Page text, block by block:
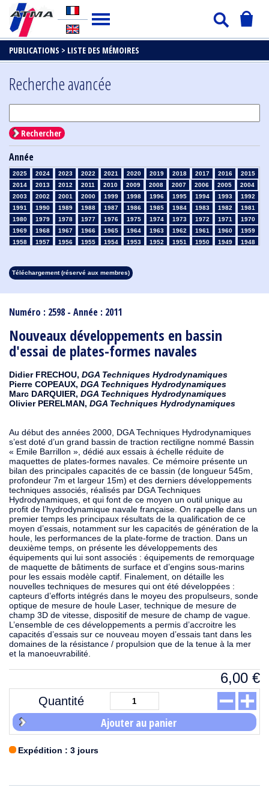
PUBLICATIONS > LISTE DES MÉMOIRES
Numéro : 2598 - Année : 2011
Nouveaux développements en bassin
d'essai de plates-formes navales
Didier FRECHOU, DGA Techniques Hydrodynamiques
Pierre COPEAUX, DGA Techniques Hydrodynamiques
Marc DARQUIER, DGA Techniques Hydrodynamiques
Olivier PERELMAN, DGA Techniques Hydrodynamiques
Au début des années 2000, DGA Techniques Hydrodynamiques
s’est doté d’un grand bassin de traction rectiligne nommé Bassin
« Emile Barrillon », dédié aux essais à échelle réduite de
maquettes de plates-formes navales. Ce mémoire présente un
bilan des principales capacités de ce bassin (de longueur 545m,
profondeur 7m et largeur 15m) et des derniers développements
techniques associés, réalisés par DGA Techniques
Hydrodynamiques, et qui font de ce moyen un outil unique au
profit de l’hydrodynamique navale française. On rappelle dans un
premier temps les principaux résultats de la qualification de ce
moyen d’essais, notamment sur les capacités de génération de la
houle, les performances de la plate-forme de traction. Dans un
deuxième temps, on présente les développements des
équipements qui lui sont associés : équipements de remorquage
de maquette de bâtiments de surface et d’engins sous-marins
pour les essais modèle captif. Finalement, on détaille les
nouvelles techniques de mesures qui ont été développées :
capteurs d’efforts intégrés dans le moyeu des propulseurs, sonde
optique de mesure de houle Laser, technique de mesure de
champ 3D de vitesse, dispositif de mesure de champ de vague.
L’ensemble de ces développements a permis d’accroitre les
capacités d’essais sur ce nouveau moyen d’essais tant dans les
domaines de la résistance / propulsion que de la tenue à la mer
et la manoeuvrabilité.
6,00 €
Quantité
Ajouter au panier
Expédition : 3 jours
Recherche avancée
Rechercher
Année
2025 2024 2023 2022 2021 2020 2019 2018 2017 2016
2015
2014
2013 2012 2011 2010 2009 2008 2007 2006 2005
2004
2003
2002 2001 2000 1999 1998 1996 1995 1994 1993
1992
1991
1990 1989 1988 1987 1986 1985 1984 1983 1982
1981
1980
1979 1978 1977 1976 1975 1974 1973 1972 1971
1970
1969
1968 1967 1966 1965 1964 1963 1962 1961 1960
1959
1958
1957 1956 1955 1954 1953 1952 1951 1950 1949
1948
1913
1912 1911 1910 1909 1908
Téléchargement (réservé aux membres)